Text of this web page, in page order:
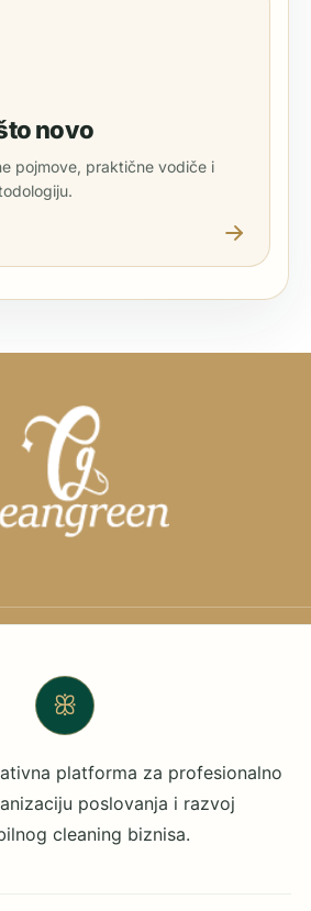
novo
pojmove, praktične vodiče i
ꕥ
platforma za profesionalno
poslovanja i razvoj
cleaning biznisa.